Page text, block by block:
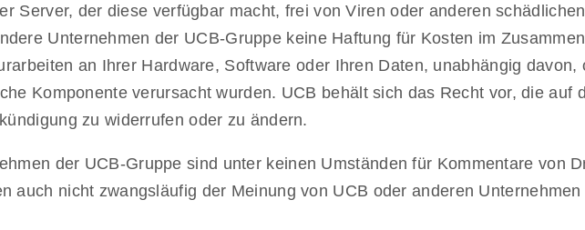
Server, der diese verfügbar macht, frei von Viren oder anderen
Unternehmen der UCB-Gruppe keine Haftung für Kosten im
an Ihrer Hardware, Software oder Ihren Daten, unabhängig
Komponente verursacht wurden. UCB behält sich das Recht vor, die auf
zu widerrufen oder zu ändern.
der UCB-Gruppe sind unter keinen Umständen für Kommentare von
auch nicht zwangsläufig der Meinung von UCB oder anderen